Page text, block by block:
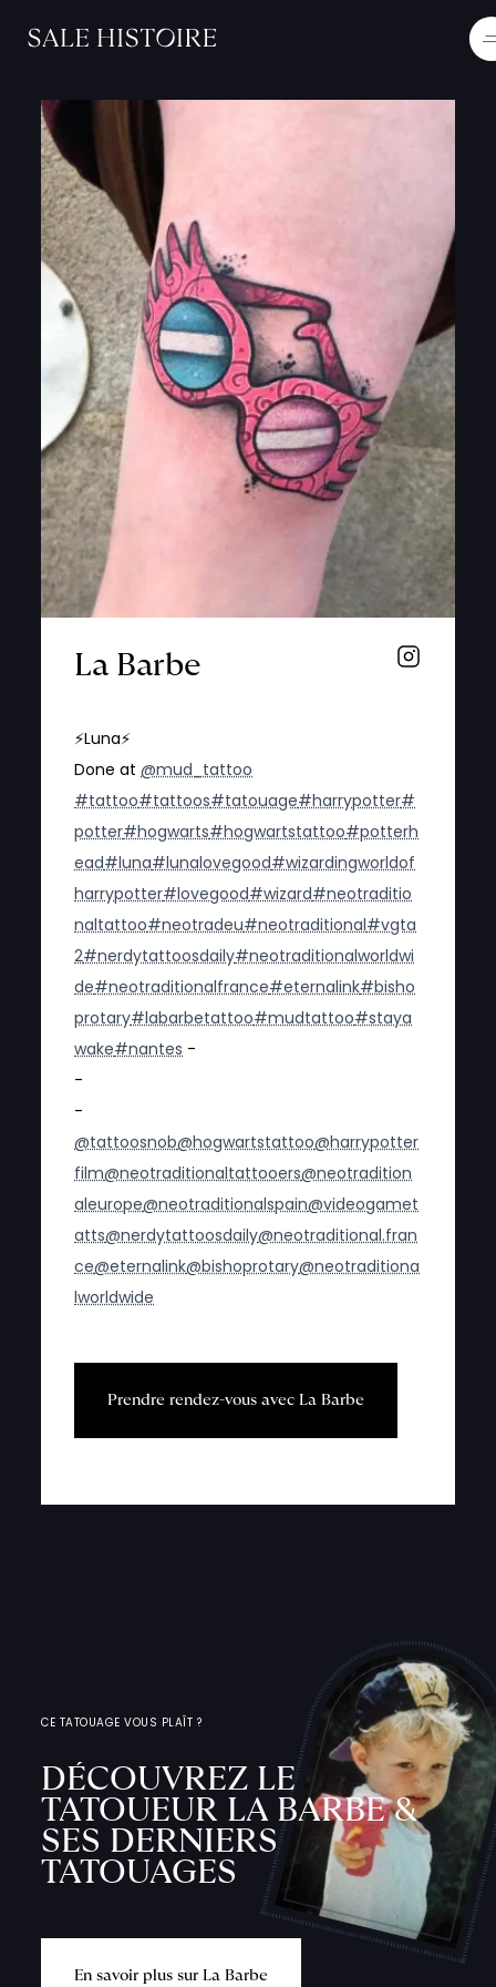
La Barbe
⚡️Luna⚡️
Done at@mud_tattoo
#tattoo#tattoos#tatouage#harrypotter#
potter#hogwarts#hogwartstattoo#potterh
ead#luna#lunalovegood#wizardingworldof
harrypotter#lovegood#wizard#neotraditio
naltattoo#neotradeu#neotraditional#vgta
2#nerdytattoosdaily#neotraditionalworldwi
de#neotraditionalfrance#eternalink#bisho
protary#labarbetattoo#mudtattoo#staya
wake#nantes -
-
-
@tattoosnob@hogwartstattoo@harrypotter
film@neotraditionaltattooers@neotradition
aleurope@neotraditionalspain@videogamet
atts@nerdytattoosdaily@neotraditional.fran
ce@eternalink@bishoprotary@neotraditiona
lworldwide
Prendre rendez-vous avec La Barbe
CE TATOUAGE VOUS PLAÎT ?
DÉCOUVREZ LE
TATOUEUR LA BARBE &
SES DERNIERS
TATOUAGES
En savoir plus sur La Barbe